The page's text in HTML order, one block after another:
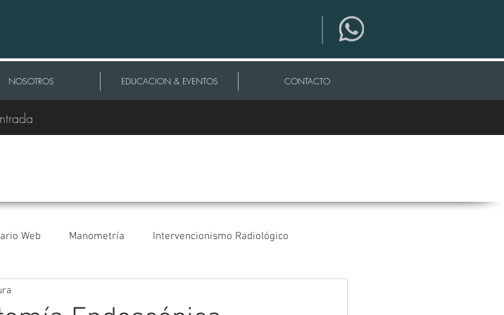
NOSOTROS EDUCACION & EVENTOS CONTACTO
Web Manometría Intervencionismo Radiológico